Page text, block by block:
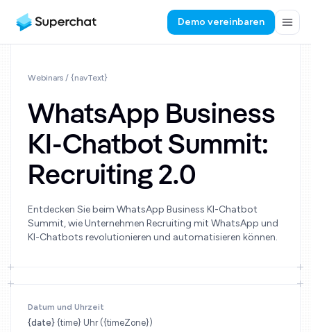
Demo vereinbaren
Webinars / {navText}
WhatsApp Business
KI-Chatbot Summit:
Recruiting 2.0
Entdecken Sie beim WhatsApp Business KI-Chatbot
Summit, wie Unternehmen Recruiting mit WhatsApp und
KI-Chatbots revolutionieren und automatisieren können.
Datum und Uhrzeit
{date} {time} Uhr ({timeZone})